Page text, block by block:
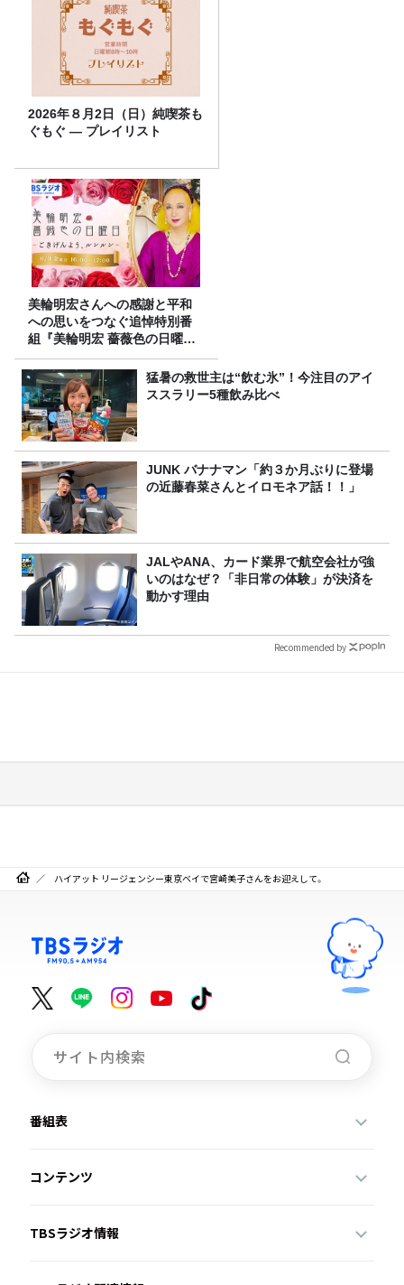
2026年８月2日（日）純喫茶も
ぐもぐ ― プレイリスト
美輪明宏さんへの感謝と平和
への思いをつなぐ追悼特別番
組『美輪明宏 薔薇色の日曜日
～ごきげんよう、ルンルン
～』8/9（日）16時放送猛暑の救世主は“飲む氷”！今注目のアイ
ススラリー5種飲み比べ
JUNK バナナマン「約３か月ぶりに登場
の近藤春菜さんとイロモネア話！！」
JALやANA、カード業界で航空会社が強
いのはなぜ？「非日常の体験」が決済を
動かす理由
Recommended by
ハイアット リージェンシー東京ベイで宮崎美子さんをお迎えして。
番組表
コンテンツ
TBSラジオ情報